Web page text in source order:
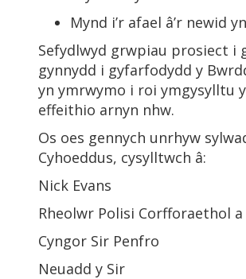
Mynd i’r afael â’r newid
Sefydlwyd grwpiau prosiect i
gynnydd i gyfarfodydd y
yn ymrwymo i roi ymgysylltu
effeithio arnyn nhw.
Os oes gennych unrhyw
Cyhoeddus, cysylltwch â:
Nick Evans
Rheolwr Polisi Corfforaethol
Cyngor Sir Penfro
Neuadd y Sir